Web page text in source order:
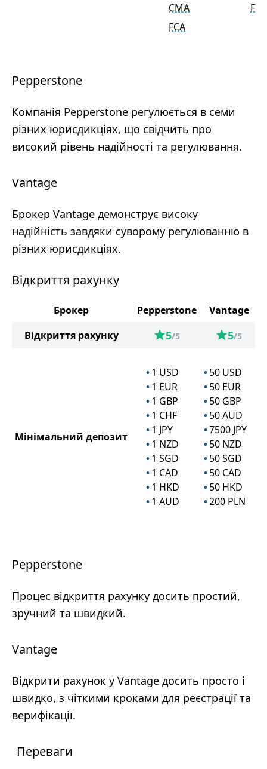
CMA
FCA
Pepperstone
Компанія Pepperstone регулюється в семи
різних юрисдикціях, що свідчить про
високий рівень надійності та регулювання.
Vantage
Брокер Vantage демонструє високу
надійність завдяки суворому регулюванню в
різних юрисдикціях.
Відкриття рахунку
Брокер Pepperstone
Vantage
Відкриття рахунку
5/5 5/5
Мінімальний депозит
1 USD
1 EUR
1 GBP
1 CHF
1 JPY
1 NZD
1 SGD
1 CAD
1 HKD
1 AUD
50 USD
50 EUR
50 GBP
50 AUD
7500 JPY
50 NZD
50 SGD
50 CAD
50 HKD
200 PLN
Pepperstone
Процес відкриття рахунку досить простий,
зручний та швидкий.
Vantage
Відкрити рахунок у Vantage досить просто і
швидко, з чіткими кроками для реєстрації та
верифікації.
Переваги